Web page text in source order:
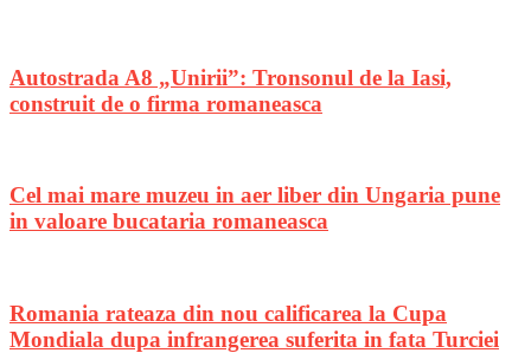
Autostrada A8 „Unirii”: Tronsonul de la Iasi,
construit de o firma romaneasca
Cel mai mare muzeu in aer liber din Ungaria pune
in valoare bucataria romaneasca
Romania rateaza din nou calificarea la Cupa
Mondiala dupa infrangerea suferita in fata Turciei